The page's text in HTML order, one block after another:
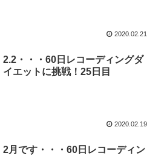
2020.02.21
2.2・・・60日レコーディングダ
イエットに挑戦！25日目
2020.02.19
2月です・・・60日レコーディン